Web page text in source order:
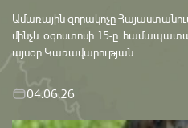
Ամառային զորակոչը
մինչև օգոստոսի 15-ը․
այսօր Կառավարության ...
04.06.26